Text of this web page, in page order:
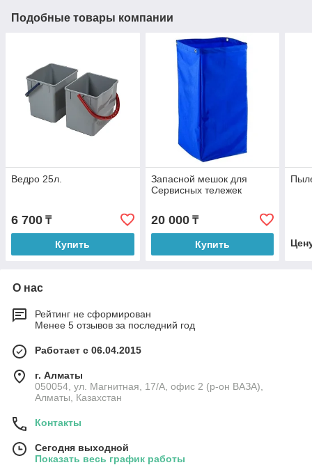
Подобные товары компании
Ведро 25л.
6 700 ₸
Купить
Запасной мешок для
Сервисных тележек
20 000₸
Купить
О нас
Рейтинг не сформирован
Менее 5 отзывов за последний год
Работает с 06.04.2015
г. Алматы
050054, ул. Магнитная, 17/А, офис 2 (р-он ВАЗА),
Алматы, Казахстан
Контакты
Сегодня выходной
Показать весь график работы